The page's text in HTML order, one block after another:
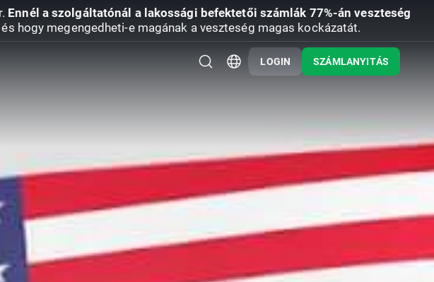
Ennél a szolgáltatónál a lakossági befektetői számlák 77%-án veszteség
hogy megengedheti-e magának a veszteség magas kockázatát.
LOGIN SZÁMLANYITÁS